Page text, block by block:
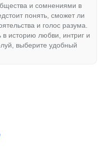
и сомнениями в
понять, сможет ли
и голос разума.
в историю любви, интриг и
выберите удобный